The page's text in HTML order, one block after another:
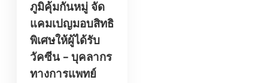
ภูมิคุ้มกันหมู่ จัด
แคมเปญมอบสิทธิ
พิเศษให้ผู้ได้รับ
วัคซีน – บุคลากร
ทางการแพทย์